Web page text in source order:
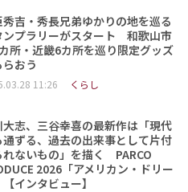
秀吉・秀長兄弟ゆかりの地を巡る
ンプラリーがスタート 和歌山市
所・近畿6カ所を巡り限定グッズ
らおう
11:26 くらし
大志、三谷幸喜の最新作は「現代
通ずる、過去の出来事として片付
れないもの」を描く PARCO
2026「アメリカン・ドリー
インタビュー】